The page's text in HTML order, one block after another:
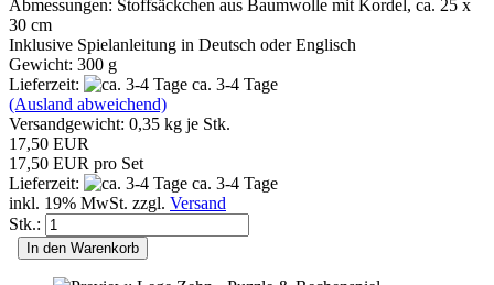
Abmessungen: Stoffsäckchen aus Baumwolle mit Kordel, ca. 25 x
30 cm
Inklusive Spielanleitung in Deutsch oder Englisch
Gewicht: 300 g
Lieferzeit:
ca. 3-4 Tage
(Ausland abweichend)
Versandgewicht: 0,35 kg je Stk.
17,50 EUR
17,50 EUR pro Set
Lieferzeit:
ca. 3-4 Tage
inkl. 19% MwSt. zzgl. Versand
Stk.:
In den Warenkorb